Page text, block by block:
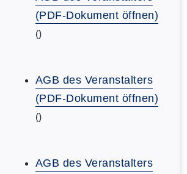
(PDF-Dokument öffnen)
()
AGB des Veranstalters
(PDF-Dokument öffnen)
()
AGB des Veranstalters